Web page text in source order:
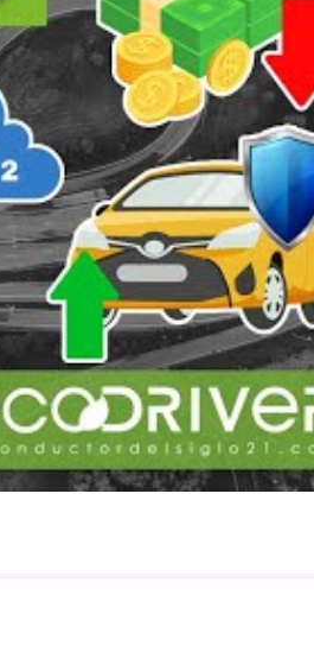
de un cambio de mentalidad
ambiental
es esencial
del exceso de emisiones,
diaria son los pilares de una
con sanciones ni con
de los profesionales que los
Docenciademuestran que solo a